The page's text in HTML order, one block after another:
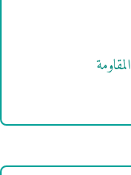
المقاومة